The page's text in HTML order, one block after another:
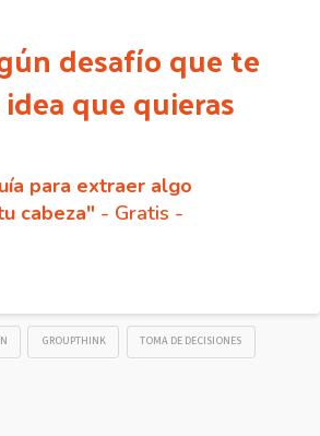
desafío que te
que quieras
para extraer algo
cabeza" - Gratis -
GROUPTHINK TOMA DE DECISIONES